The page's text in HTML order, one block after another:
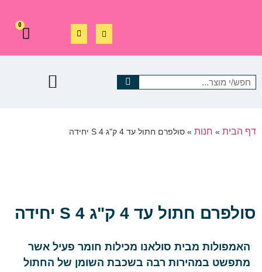
0
דף הבית » חנות » סולפרם חתול עד 4 ק"ג S 4 יחידה
סולפרם חתול עד 4 ק"ג S 4 יחידה
האמפולות מבית סולאנו מכילות חומר פעיל אשר
מתפשט במהירות רבה בשכבת השומן של החתול